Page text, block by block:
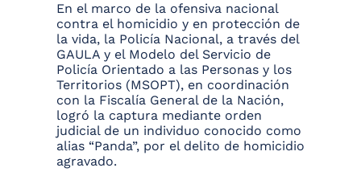
En el marco de la ofensiva nacional
contra el homicidio y en protección de
la vida, la Policía Nacional, a través del
GAULA y el Modelo del Servicio de
Policía Orientado a las Personas y los
Territorios (MSOPT), en coordinación
con la Fiscalía General de la Nación,
logró la captura mediante orden
judicial de un individuo conocido como
alias “Panda”, por el delito de homicidio
agravado.